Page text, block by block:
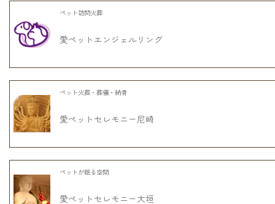
ペット訪問火葬
愛ペットエンジェルリング
ペット火葬・葬儀・納骨
愛ペットセレモニー尼崎
ペットが眠る空間
愛ペットセレモニー大垣